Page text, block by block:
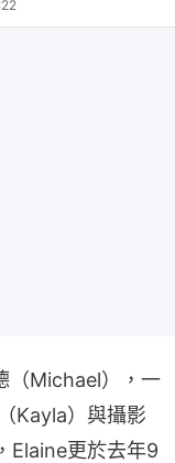
（Michael），一
Kayla）與攝影
Elaine更於去年9